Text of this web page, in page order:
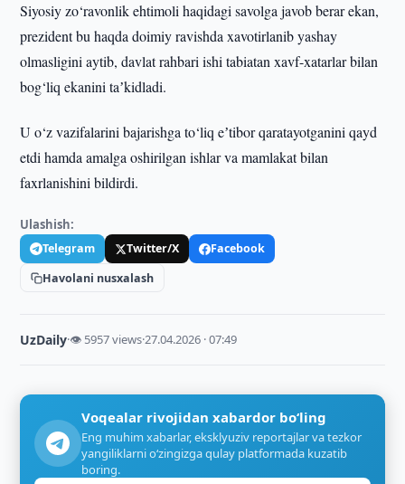
Siyosiy zo‘ravonlik ehtimoli haqidagi savolga javob berar ekan,
prezident bu haqda doimiy ravishda xavotirlanib yashay
olmasligini aytib, davlat rahbari ishi tabiatan xavf-xatarlar bilan
bog‘liq ekanini taʼkidladi.
U o‘z vazifalarini bajarishga to‘liq eʼtibor qaratayotganini qayd
etdi hamda amalga oshirilgan ishlar va mamlakat bilan
faxrlanishini bildirdi.
Ulashish:
Telegram Twitter/X
Facebook
Havolani nusxalash
UzDaily·👁 5957 views·27.04.2026 · 07:49
Voqealar rivojidan xabardor bo‘ling
Eng muhim xabarlar, eksklyuziv reportajlar va tezkor
yangiliklarni o‘zingizga qulay platformada kuzatib
boring.